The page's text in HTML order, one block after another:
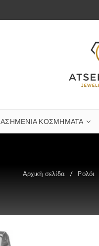
ΑΣΗΜΈΝΙΑ ΚΟΣΜΉΜΑΤΑ
Αρχική σελίδα / Ρολόι